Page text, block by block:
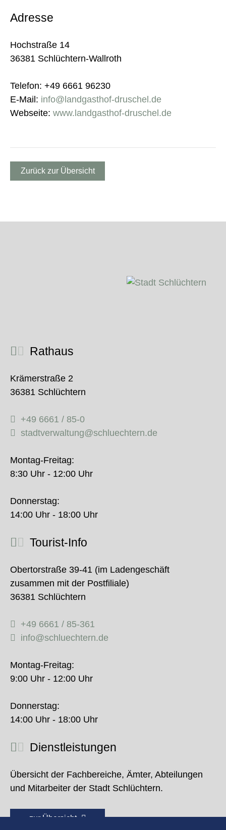
Adresse
Hochstraße 14
36381 Schlüchtern-Wallroth
Telefon: +49 6661 96230
E-Mail: info@landgasthof-druschel.de
Webseite: www.landgasthof-druschel.de
Zurück zur Übersicht
Rathaus
Krämerstraße 2
36381 Schlüchtern
+49 6661 / 85-0
stadtverwaltung@schluechtern.de
Montag-Freitag:
8:30 Uhr - 12:00 Uhr
Donnerstag:
14:00 Uhr - 18:00 Uhr
Tourist-Info
Obertorstraße 39-41 (im Ladengeschäft
zusammen mit der Postfiliale)
36381 Schlüchtern
+49 6661 / 85-361
info@schluechtern.de
Montag-Freitag:
9:00 Uhr - 12:00 Uhr
Donnerstag:
14:00 Uhr - 18:00 Uhr
Dienstleistungen
Übersicht der Fachbereiche, Ämter, Abteilungen
und Mitarbeiter der Stadt Schlüchtern.
zur Übersicht